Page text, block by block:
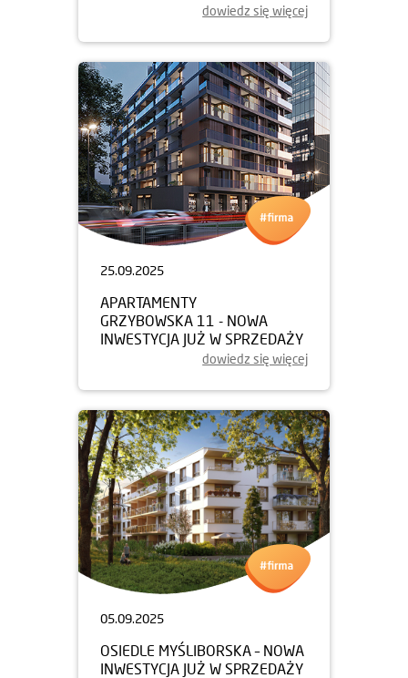
dowiedz się więcej
25.09.2025
APARTAMENTY
GRZYBOWSKA 11 - NOWA
INWESTYCJA JUŻ W SPRZEDAŻY
dowiedz się więcej
05.09.2025
OSIEDLE MYŚLIBORSKA – NOWA
INWESTYCJA JUŻ W SPRZEDAŻY